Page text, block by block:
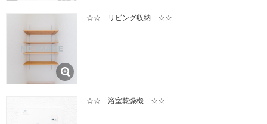
☆☆ リビング収納 ☆☆
☆☆ 浴室乾燥機 ☆☆